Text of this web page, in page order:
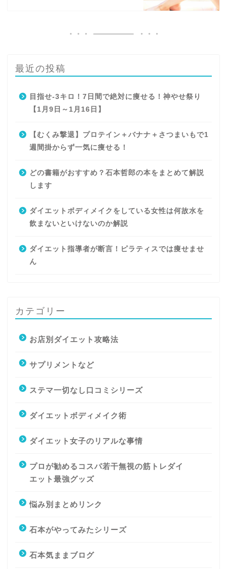
最近の投稿
目指せ-3キロ！7日間で絶対に痩せる！神やせ祭り
【1月9日～1月16日】
【むくみ撃退】プロテイン＋バナナ＋さつまいもで1
週間掛からず一気に痩せる！
どの書籍がおすすめ？石本哲郎の本をまとめて解説
します
ダイエットボディメイクをしている女性は何故水を
飲まないといけないのか解説
ダイエット指導者が断言！ピラティスでは痩せませ
ん
カテゴリー
お店別ダイエット攻略法
サプリメントなど
ステマ一切なし口コミシリーズ
ダイエットボディメイク術
ダイエット女子のリアルな事情
プロが勧めるコスパ若干無視の筋トレダイ
エット最強グッズ
悩み別まとめリンク
石本がやってみたシリーズ
石本気ままブログ